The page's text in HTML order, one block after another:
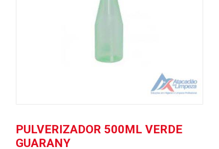
PULVERIZADOR 500ML VERDE
GUARANY